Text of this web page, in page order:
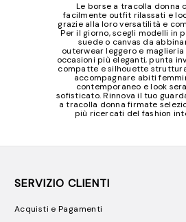
Le borse a tracolla donna
facilmente outfit rilassati e
grazie alla loro versatilità e
Per il giorno, scegli modelli in
suede o canvas da
outerwear leggero e maglieria
occasioni più eleganti, punta
compatte e silhouette
accompagnare abiti
contemporaneo e look
sofisticato. Rinnova il tuo
a tracolla donna firmate
più ricercati del fashion
SERVIZIO CLIENTI
Acquisti e Pagamenti